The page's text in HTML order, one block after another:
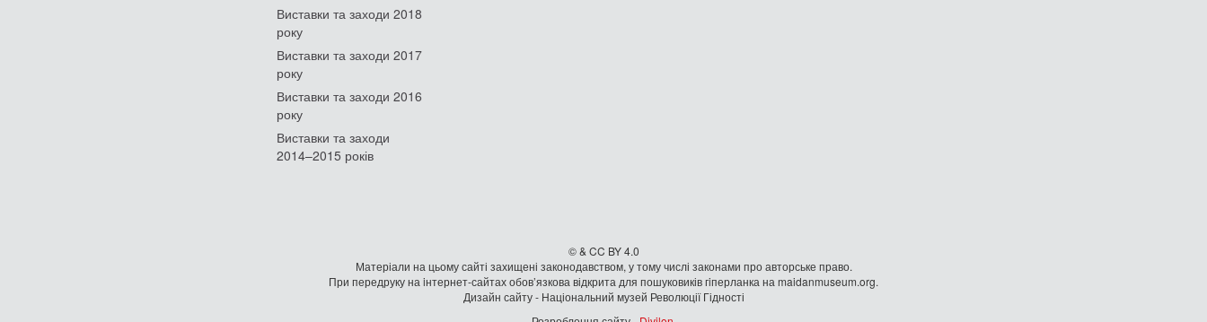
Виставки та заходи 2018
року
Виставки та заходи 2017
року
Виставки та заходи 2016
року
Виставки та заходи
2014–2015 років
© & CC BY 4.0
Матеріали на цьому сайті захищені законодавством, у тому числі законами про авторське право.
При передруку на iнтернет-сайтах обов’язкова відкрита для пошуковиків гiперланка на maidanmuseum.org.
Дизайн сайту - Національний музей Революції Гідності